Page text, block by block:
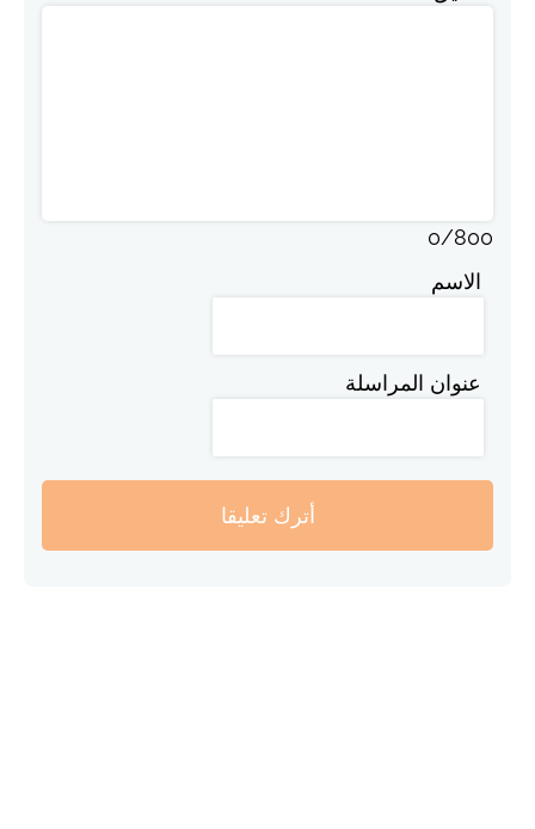
0/800
الاسم
عنوان المراسلة
أترك تعليقا